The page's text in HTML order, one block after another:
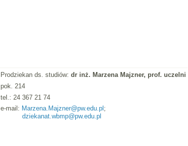
Prodziekan ds. studiów:dr inż. Marzena Majzner, prof. uczelni
pok. 214
tel.: 24 367 21 74
e-mail: Marzena.Majzner@pw.edu.pl ;
dziekanat.wbmp@pw.edu.pl